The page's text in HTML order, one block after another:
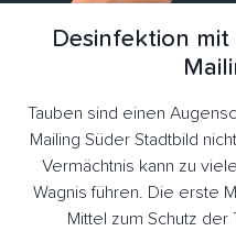
Desinfektion
Tauben sind einen
Mailing Süder Stadtbild
Vermächtnis kann zu
Wagnis führen. Die erste
Mittel zum Schutz der